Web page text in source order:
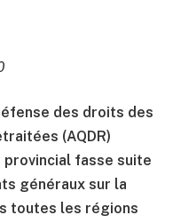
des droits des
(AQDR)
fasse suite
généraux sur la
toutes les régions